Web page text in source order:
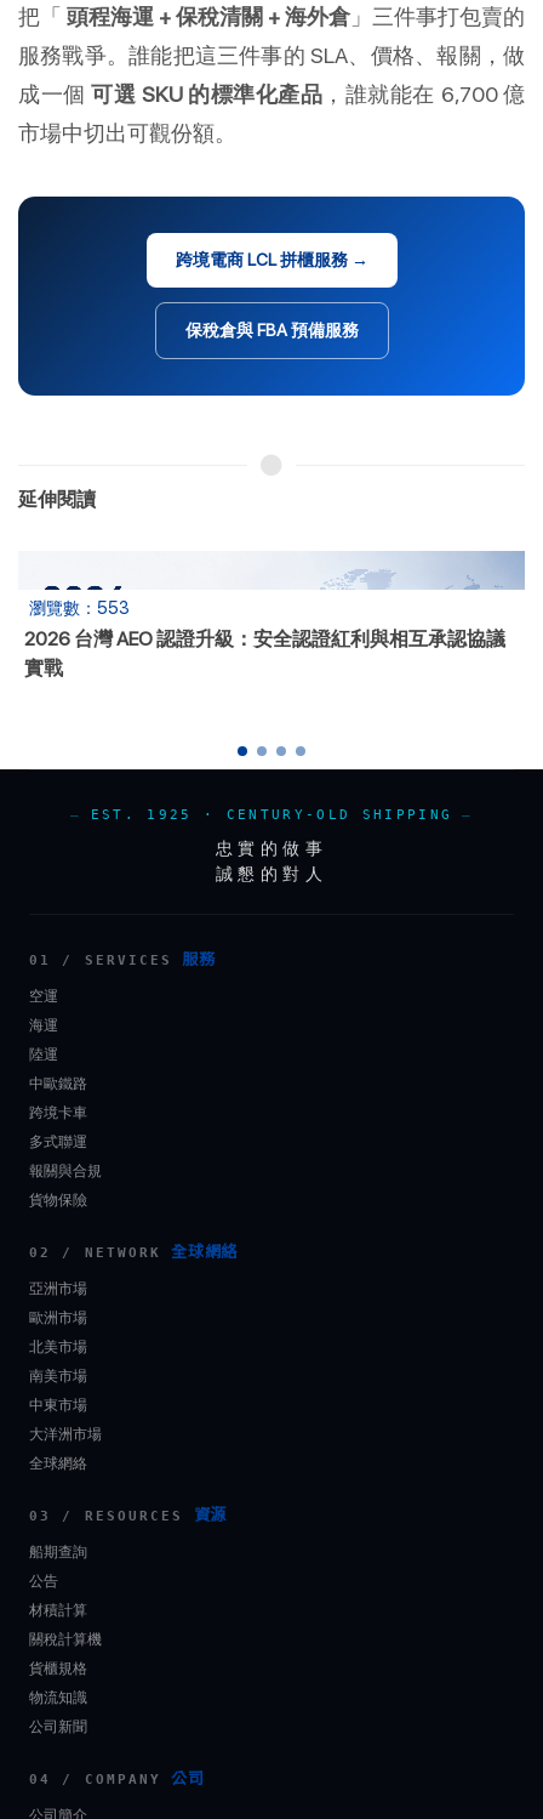
把「 頭程海運 + 保稅清關 + 海外倉」三件事打包賣的
服務戰爭。誰能把這三件事的 SLA、價格、報關，做
成一個可選 SKU 的標準化產品 ，誰就能在 6,700 億
市場中切出可觀份額。
跨境電商 LCL 拼櫃服務 →
保稅倉與 FBA 預備服務
延伸閱讀
瀏覽數：171
台灣 B2B 進東協 實戰執行 SOP： 平台選擇、付款條件、
物流路線、 在地合規一次學會
EST. 1925 · CENTURY-OLD SHIPPING
忠實的做事
誠懇的對人
01 / SERVICES 服務
空運
海運
陸運
中歐鐵路
跨境卡車
多式聯運
報關與合規
貨物保險
02 / NETWORK 全球網絡
亞洲市場
歐洲市場
北美市場
南美市場
中東市場
大洋洲市場
全球網絡
03 / RESOURCES 資源
船期查詢
公告
材積計算
關稅計算機
貨櫃規格
物流知識
公司新聞
04 / COMPANY 公司
公司簡介